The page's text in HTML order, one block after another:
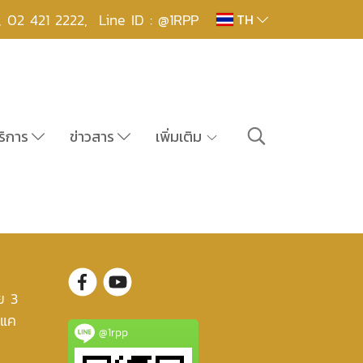
02 421 2222, Line ID : @1RPP TH
การ ข่าวสาร เพิ่มเติม
3
ค
@1rpp